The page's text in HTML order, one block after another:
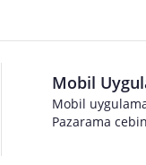
Mobil
Mobil
Pazarama